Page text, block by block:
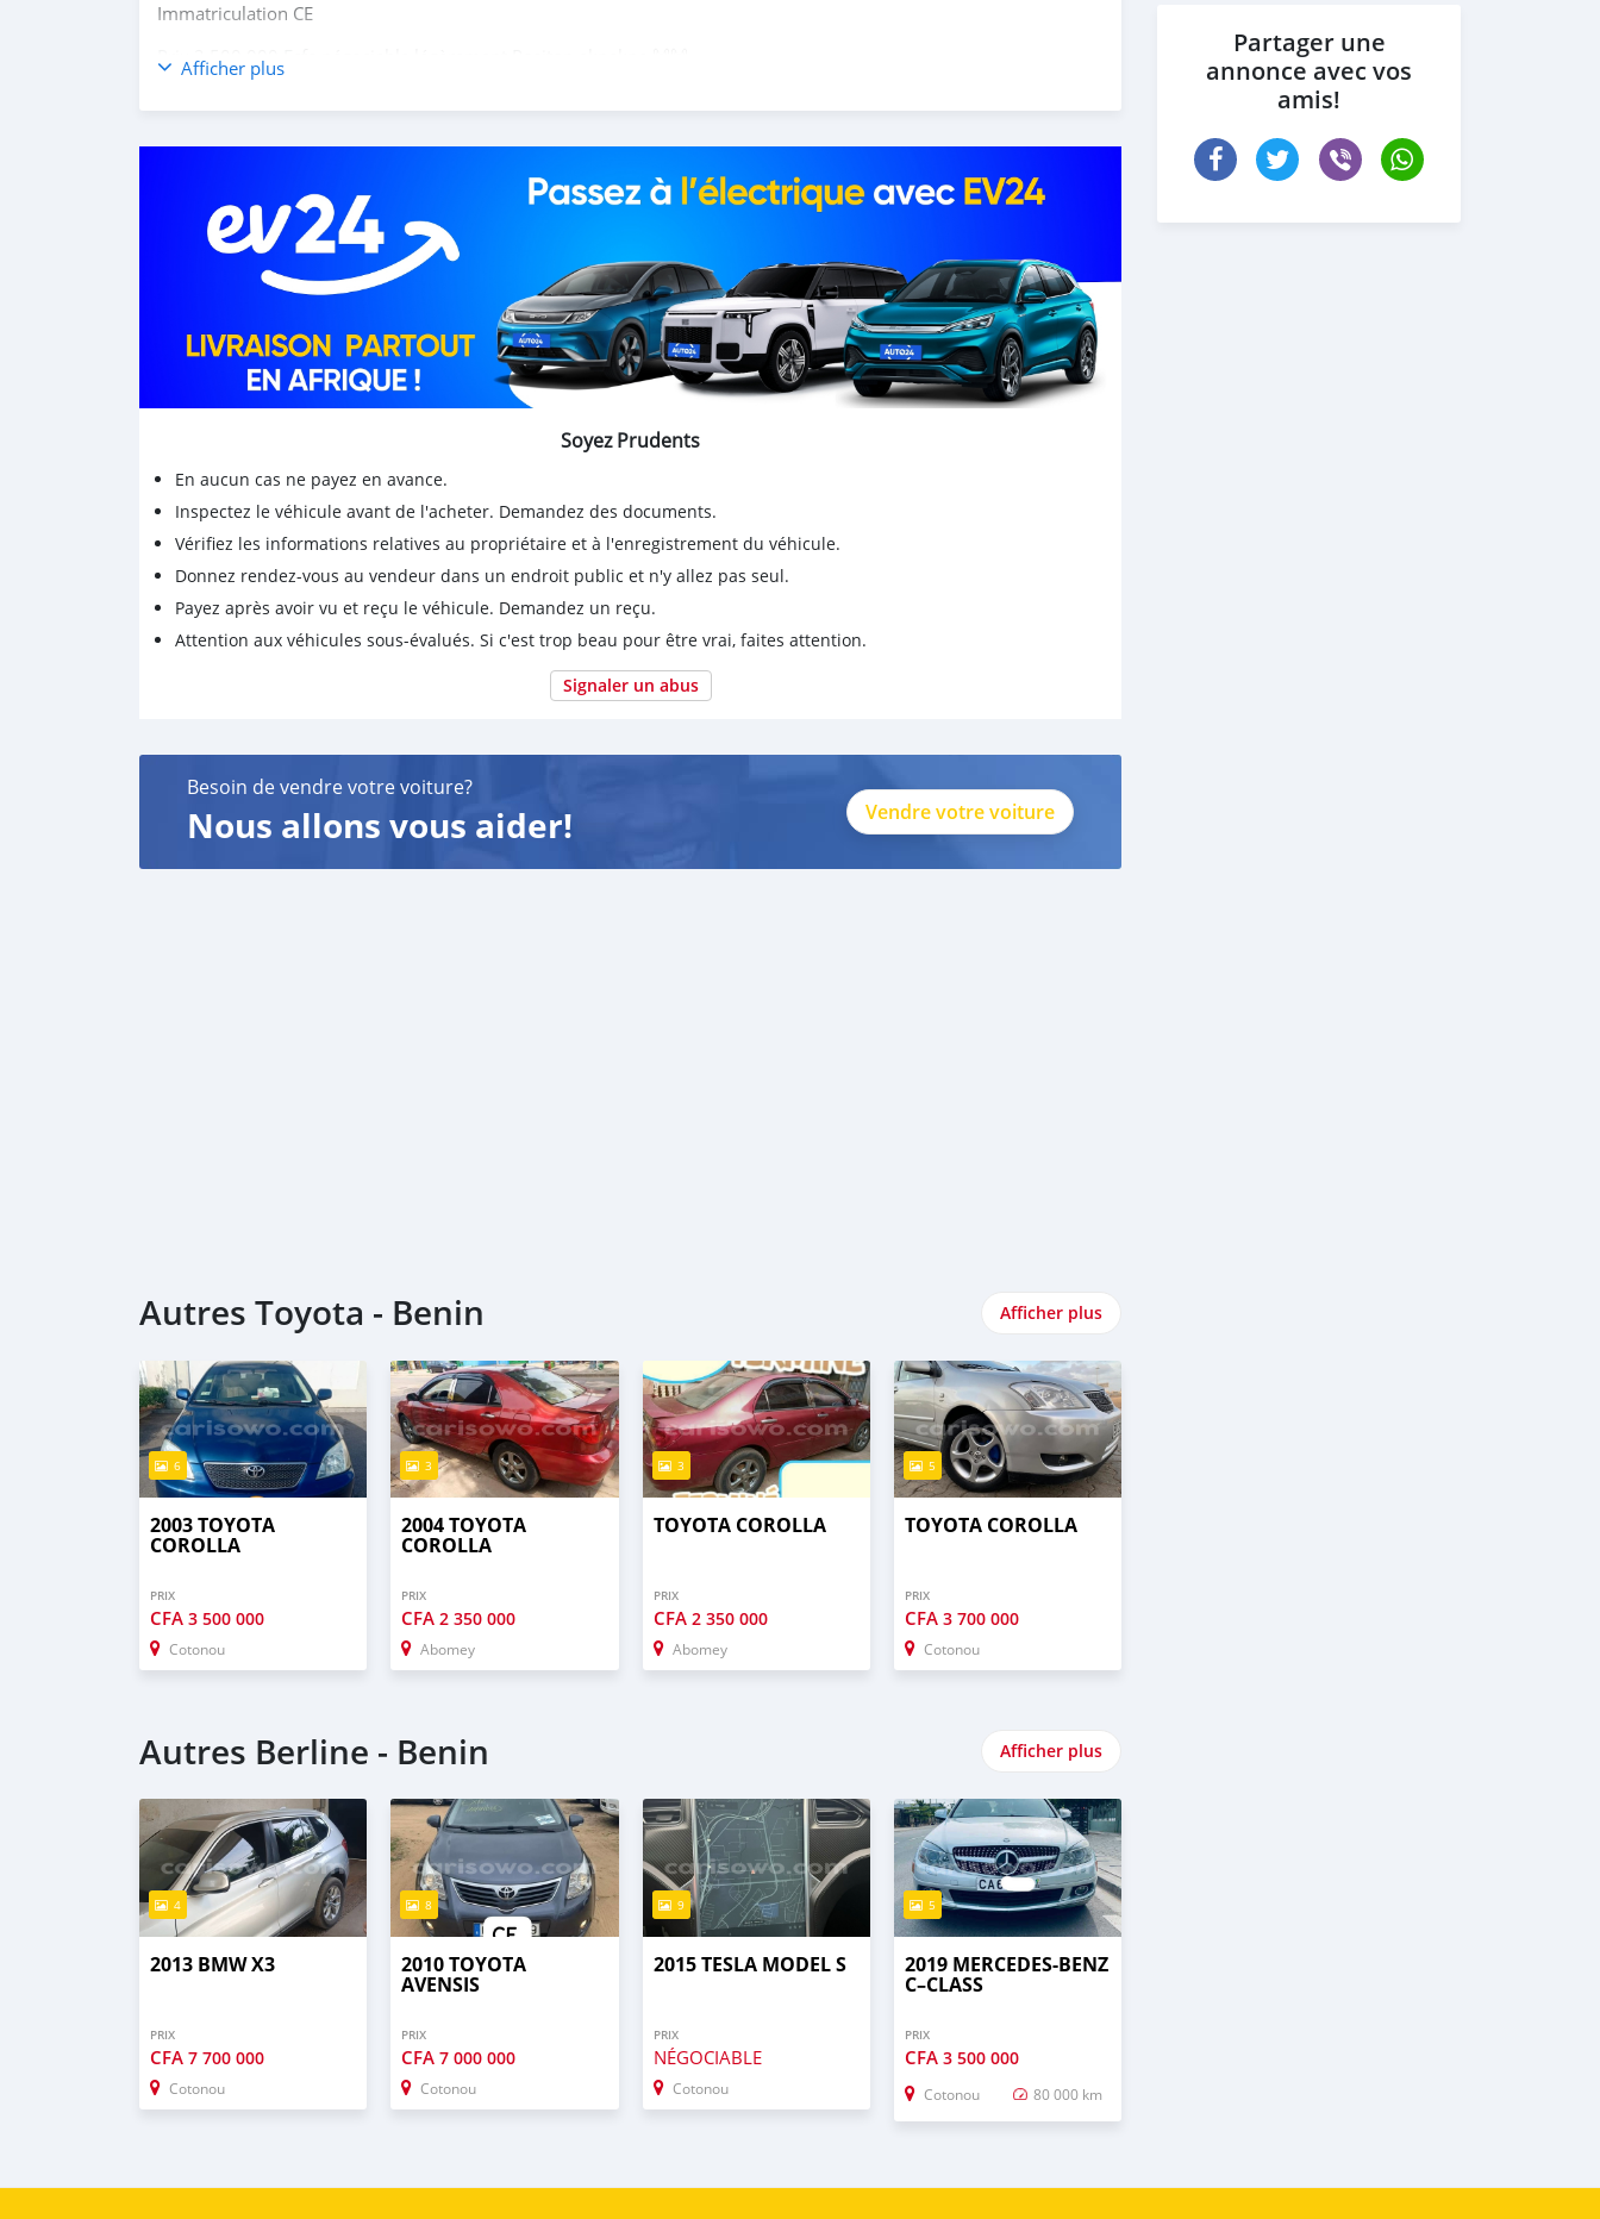
Immatriculation CE
Prix 2,500.000 Fcfa négociable légèrement Positon akpakpa 🙌🙌
Afficher plus
Soyez Prudents
En aucun cas ne payez en avance.
Inspectez le véhicule avant de l'acheter. Demandez des documents.
Vérifiez les informations relatives au propriétaire et à l'enregistrement du véhicule.
Donnez rendez-vous au vendeur dans un endroit public et n'y allez pas seul.
Payez après avoir vu et reçu le véhicule. Demandez un reçu.
Attention aux véhicules sous-évalués. Si c'est trop beau pour être vrai, faites attention.
Signaler un abus
Besoin de vendre votre voiture?
Nous allons vous aider! Vendre votre voiture
Autres Toyota - Benin Afficher plus
6
2003 TOYOTA
COROLLA
PRIX
CFA 3 500 000
Cotonou
3
2004 TOYOTA
COROLLA
PRIX
CFA2 350 000
Abomey
3
TOYOTA COROLLA
PRIX
CFA 2 350 000
Abomey
5
TOYOTA COROLLA
PRIX
CFA 3 700 000
Cotonou
Autres Berline - Benin Afficher plus
4
2013 BMW X3
PRIX
CFA 7 700 000
Cotonou
8
2010 TOYOTA
AVENSIS
PRIX
CFA7 000 000
Cotonou
9
2015 TESLA MODEL S
PRIX
NÉGOCIABLE
Cotonou
5
2019 MERCEDES-BENZ
C–CLASS
PRIX
CFA 3 500 000
Cotonou 80 000 km
Partager une
annonce avec vos
amis!